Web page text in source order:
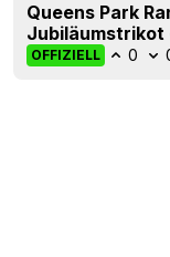
Queens Park
OFFIZIELL 0